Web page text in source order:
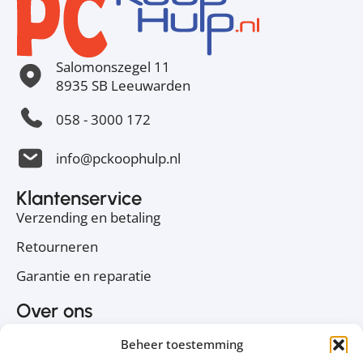
Beheer toestemming
Salomonszegel 11
8935 SB Leeuwarden
058 - 3000 172
info@pckoophulp.nl
Klantenservice
Verzending en betaling
Retourneren
Garantie en reparatie
Over ons